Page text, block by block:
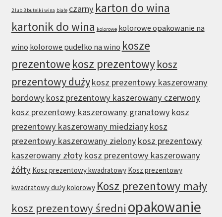
2 lub 3 butelki wina białe czarny karton do wina
kartonik do wina kolorowe kolorowe opakowanie na
wino kolorowe pudełko na wino kosze
prezentowe kosz prezentowykosz
prezentowy dużykosz prezentowy kaszerowany
bordowykosz prezentowy kaszerowany czerwony
kosz prezentowy kaszerowany granatowykosz
prezentowy kaszerowany miedzianykosz
prezentowy kaszerowany zielonykosz prezentowy
kaszerowany złotykosz prezentowy kaszerowany
żółty Kosz prezentowy kwadratowy Kosz prezentowy
kwadratowy duży kolorowy Kosz prezentowy mały
kosz prezentowy średni opakowanie